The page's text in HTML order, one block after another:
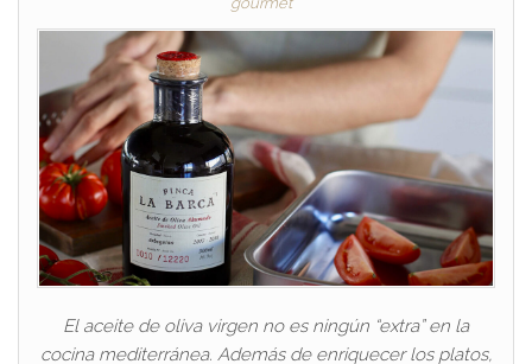
El aceite de oliva virgen no es ningún “extra” en la
cocina mediterránea. Además de enriquecer los platos,